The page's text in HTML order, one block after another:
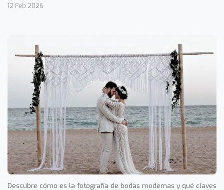
12 Feb 2026
Descubre cómo es la fotografía de bodas modernas y qué claves